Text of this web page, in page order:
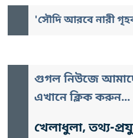
'সৌদি আরবে নারী
গুগল নিউজে
এখানে ক্লিক করুন...
খেলাধুলা, তথ্য-